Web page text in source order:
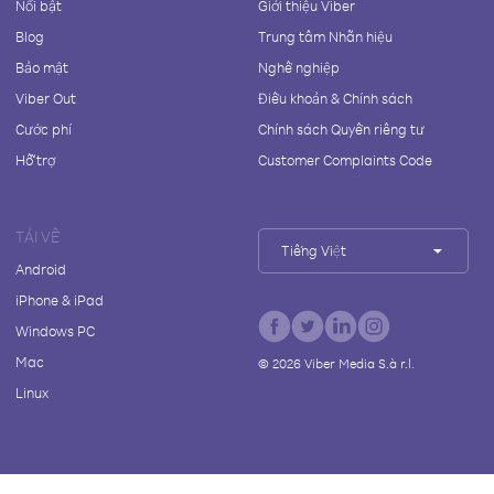
Nổi bật
Blog
Bảo mật
Viber Out
Cước phí
Hỗ trợ
Giới thiệu Viber
Trung tâm Nhãn hiệu
Nghề nghiệp
Điều khoản & Chính sách
Chính sách Quyền riêng tư
Customer Complaints Code
TẢI VỀ
Android
iPhone & iPad
Windows PC
Mac
Linux
Tiếng Việt
© 2026Viber Media S.à r.l.